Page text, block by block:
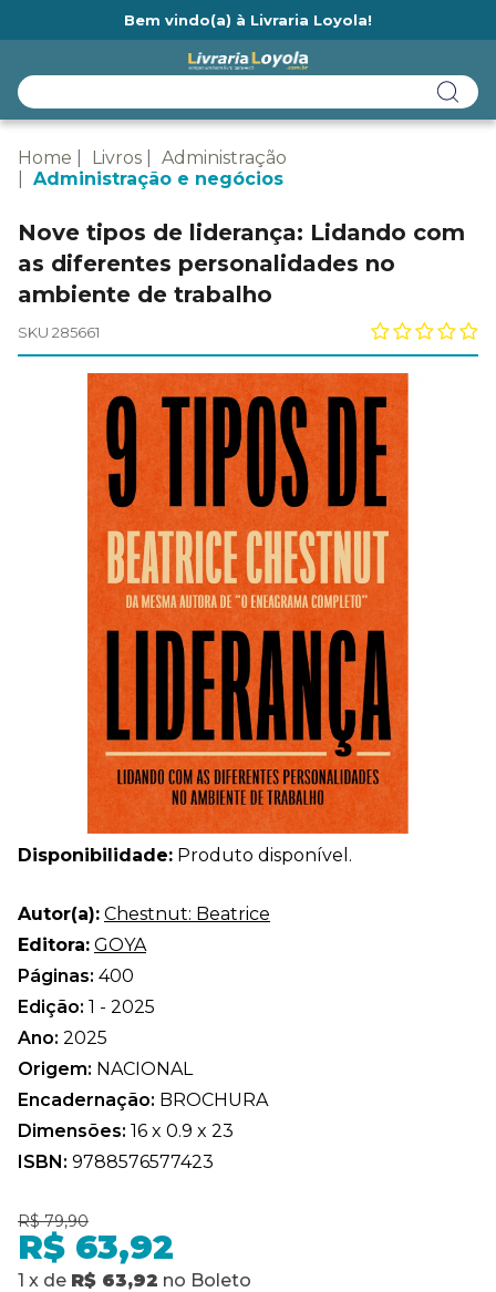
Bem vindo(a) à Livraria Loyola!
Home Livros
Administração
Administração e negócios
Nove tipos de liderança: Lidando com
as diferentes personalidades no
ambiente de trabalho
SKU 285661
Disponibilidade: Produto disponível.
Autor(a): Chestnut: Beatrice
Editora: GOYA
Páginas: 400
Edição: 1 - 2025
Ano: 2025
Origem: NACIONAL
Encadernação: BROCHURA
Dimensões: 16 x 0.9 x 23
ISBN: 9788576577423
R$ 79,90
R$ 63,92
1 x de R$ 63,92 no Boleto